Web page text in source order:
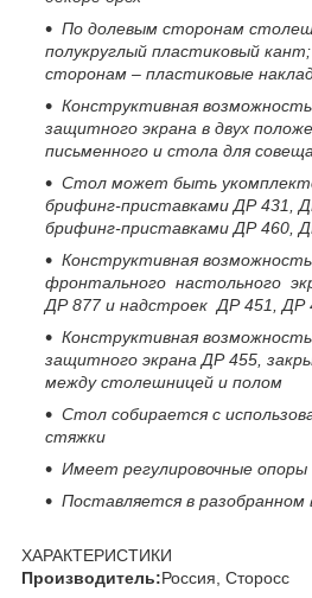
По долевым сторонам
полукруглый пластиковый
сторонам – пластиковые
Конструктивная
защитного экрана в двух
письменного и стола для
Стол может быть
брифинг-приставками ДР 431,
брифинг-приставками ДР 460,
Конструктивная
фронтального настольного
ДР 877 и надстроек ДР 451, ДР
Конструктивная
защитного экрана ДР 455,
между столешницей и полом
Стол собирается с
стяжки
Имеет регулировочные опоры
Поставляется в разобранном
ХАРАКТЕРИСТИКИ
Производитель:Россия, Сторосс